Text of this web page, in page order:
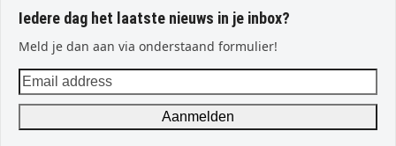
Iedere dag het laatste nieuws in je inbox?
Meld je dan aan via onderstaand formulier!
Email
address
Aanmelden